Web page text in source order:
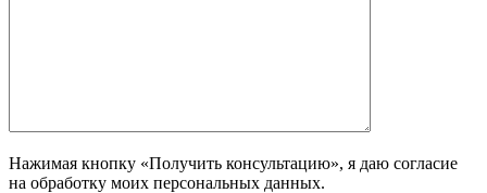
Нажимая кнопку «Получить консультацию», я даю согласие
на обработку моих персональных данных.